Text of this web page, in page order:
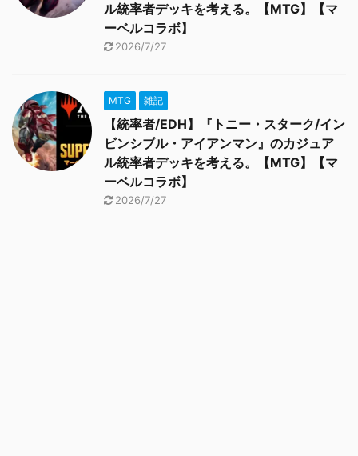
ル統率者デッキを考える。【MTG】【マ
ーベルコラボ】
2026/7/27
MTG 雑記
【統率者/EDH】『トニー・スターク/イン
ビンシブル・アイアンマン』のカジュア
ル統率者デッキを考える。【MTG】【マ
ーベルコラボ】
2026/7/27